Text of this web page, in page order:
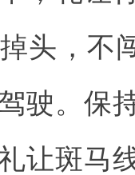
头，不
驶。保
让斑马